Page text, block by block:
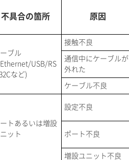
不具合の箇所 原因
ブル
Ethernet/USB/RS
など)
接触不良
通信中にケーブルが
外れた
ケーブル不良
トあるいは増設
ット
設定不良
ポート不良
増設ユニット不良